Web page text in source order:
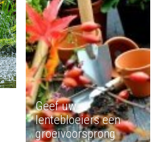
Geef uw
lentebloeiers een
groeivoorsprong